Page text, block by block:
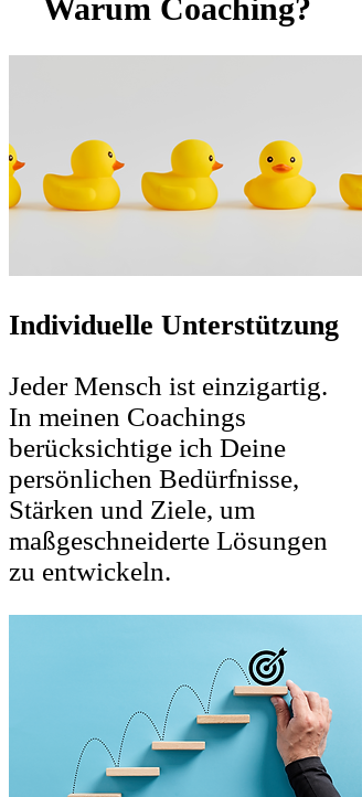
Warum Coaching?
Individuelle Unterstützung
Jeder Mensch ist einzigartig.
In meinen Coachings
berücksichtige ich Deine
persönlichen Bedürfnisse,
Stärken und Ziele, um
maßgeschneiderte Lösungen
zu entwickeln.